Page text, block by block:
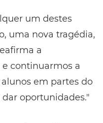
um destes
uma nova tragédia,
a
continuarmos a
em partes do
oportunidades."